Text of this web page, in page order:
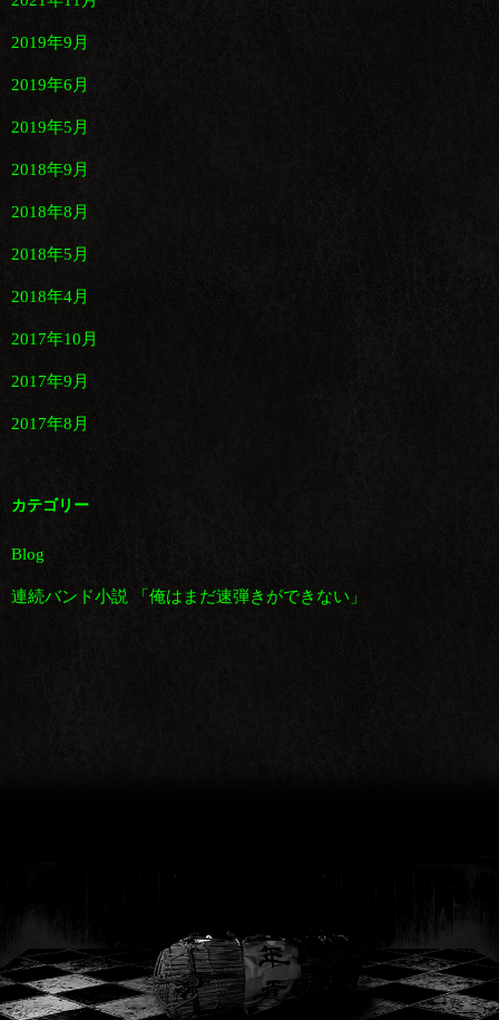
2019年9月
2019年6月
2019年5月
2018年9月
2018年8月
2018年5月
2018年4月
2017年10月
2017年9月
2017年8月
カテゴリー
Blog
連続バンド小説 「俺はまだ速弾きができない」